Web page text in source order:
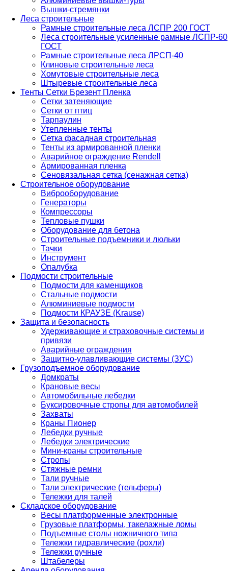
Вышки-стремянки
Леса строительные
Рамные строительные леса ЛСПР 200 ГОСТ
Леса строительные усиленные рамные ЛСПР-60
ГОСТ
Рамные строительные леса ЛРСП-40
Клиновые строительные леса
Хомутовые строительные леса
Штыревые строительные леса
Тенты Сетки Брезент Пленка
Сетки затеняющие
Сетки от птиц
Тарпаулин
Утепленные тенты
Сетка фасадная строительная
Тенты из армированной пленки
Аварийное ограждение Rendell
Армированная пленка
Сеновязальная сетка (сенажная сетка)
Строительное оборудование
Виброоборудование
Генераторы
Компрессоры
Тепловые пушки
Оборудование для бетона
Строительные подъемники и люльки
Тачки
Инструмент
Опалубка
Подмости строительные
Подмости для каменщиков
Стальные подмости
Алюминиевые подмости
Подмости КРАУЗЕ (Krause)
Защита и безопасность
Удерживающие и страховочные системы и
привязи
Аварийные ограждения
Защитно-улавливающие системы (ЗУС)
Грузоподъемное оборудование
Домкраты
Крановые весы
Автомобильные лебедки
Буксировочные стропы для автомобилей
Захваты
Краны Пионер
Лебедки ручные
Лебедки электрические
Мини-краны строительные
Стропы
Стяжные ремни
Тали ручные
Тали электрические (тельферы)
Тележки для талей
Складское оборудование
Весы платформенные электронные
Грузовые платформы, такелажные ломы
Подъемные столы ножничного типа
Тележки гидравлические (рохли)
Тележки ручные
Штабелеры